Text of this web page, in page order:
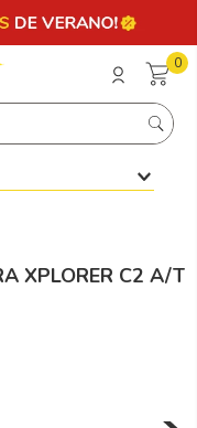
0
XPLORER C2 A/T
más buscados